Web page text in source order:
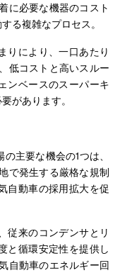
に必要な機器のコスト
る複雑なプロセス。
りにより、一口あたり
低コストと高いスルー
ンベースのスーパーキ
があります。
主要な機会の1つは、
で発生する厳格な規制
自動車の採用拡大を促
従来のコンデンサとリ
と循環安定性を提供し
自動車のエネルギー回